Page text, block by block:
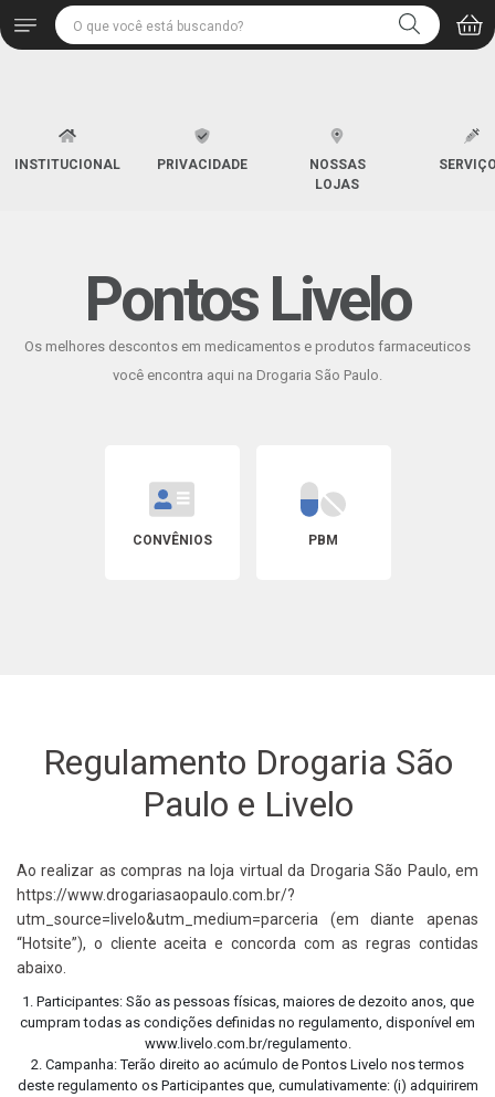
INSTITUCIONAL PRIVACIDADE
NOSSAS
LOJAS
Pontos Livelo
Os melhores descontos em medicamentos e produtos farmaceuticos
você encontra aqui na Drogaria São Paulo.
CONVÊNIOS PBM
Regulamento Drogaria São
Paulo e Livelo
Ao realizar as compras na loja virtual da Drogaria São Paulo, em
https://www.drogariasaopaulo.com.br/?
utm_source=livelo&utm_medium=parceria (em diante apenas
“Hotsite”), o cliente aceita e concorda com as regras contidas
abaixo.
1. Participantes: São as pessoas físicas, maiores de dezoito anos, que
cumpram todas as condições definidas no regulamento, disponível em
www.livelo.com.br/regulamento.
2. Campanha: Terão direito ao acúmulo de Pontos Livelo nos termos
deste regulamento os Participantes que, cumulativamente: (i) adquirirem